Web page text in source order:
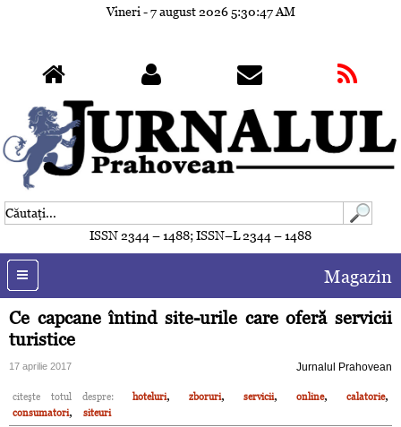
Vineri - 7 august 2026 5:30:50 AM
ISSN 2344 – 1488; ISSN–L 2344 – 1488
Magazin
Ce capcane întind site-urile care oferă servicii
turistice
17 aprilie 2017 Jurnalul Prahovean
citeşte totul despre: hoteluri, zboruri, servicii, online, calatorie,
consumatori, siteuri